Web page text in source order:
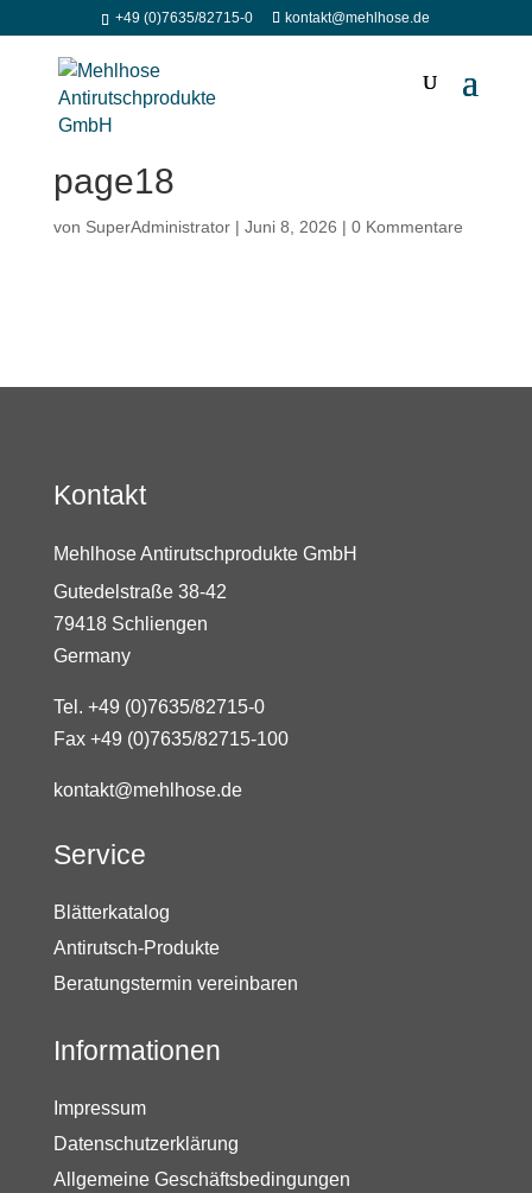
+49 (0)7635/82715-0 kontakt@mehlhose.de
page18
von SuperAdministrator| Juni 8, 2026 | 0 Kommentare
Kontakt
Mehlhose Antirutschprodukte GmbH
Gutedelstraße 38-42
79418 Schliengen
Germany
Tel. +49 (0)7635/82715-0
Fax +49 (0)7635/82715-100
kontakt@mehlhose.de
Service
Blätterkatalog
Antirutsch-Produkte
Beratungstermin vereinbaren
Informationen
Impressum
Datenschutzerklärung
Allgemeine Geschäftsbedingungen